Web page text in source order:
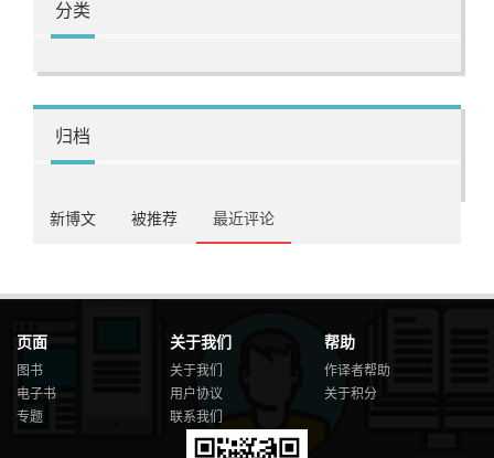
分类
归档
新博文 被推荐 最近评论
页面
图书
电子书
专题
关于我们
关于我们
用户协议
联系我们
帮助
作译者帮助
关于积分